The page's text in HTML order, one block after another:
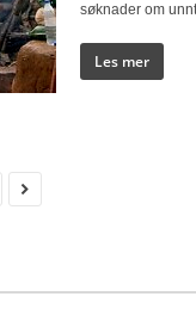
søknader om
Les mer